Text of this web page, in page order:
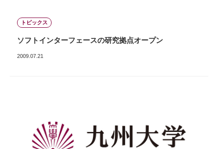
トピックス
ソフトインターフェースの研究拠点オープン
2009.07.21